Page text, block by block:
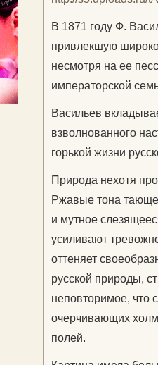
В 1871 году Ф.
привлекшую
несмотря на ее
императорской
Васильев
взволнованного
горькой жизни
Природа нехотя
Ржавые тона
и мутное
усиливают
оттеняет
русской природы,
неповторимое, что
очерчивающих
полей.